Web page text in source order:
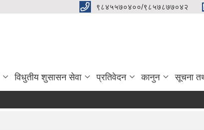
९८४५५७०४००/९८५७८७७०४२
विधुतीय शुसासन सेवा प्रतिवेदन कानुन सूचना